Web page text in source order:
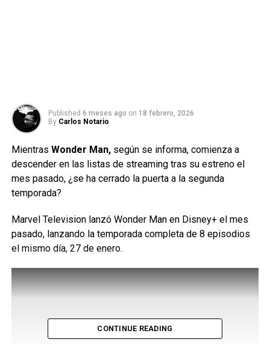
Published 6 meses ago on 18 febrero, 2026
By Carlos Notario
Mientras Wonder Man, según se informa, comienza a
descender en las listas de streaming tras su estreno el
mes pasado, ¿se ha cerrado la puerta a la segunda
temporada?
Marvel Television lanzó Wonder Man en Disney+ el mes
pasado, lanzando la temporada completa de 8 episodios
el mismo día, 27 de enero.
CONTINUE READING